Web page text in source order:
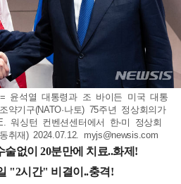
윤석열 대통령과 조 바이든 미국 대통
약기구(NATO·나토) 75주년 정상회의가
워싱턴 컨벤션센터에서 한-미 정상회
취재) 2024.07.12. myjs@newsis.com